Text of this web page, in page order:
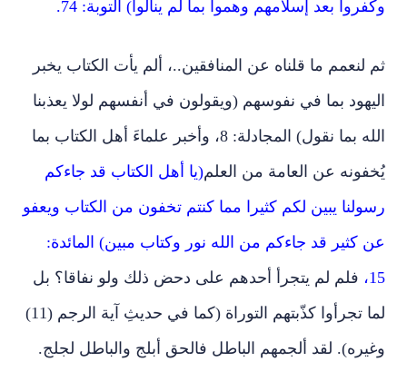
وكفروا بعد إسلامهم وهموا بما لم ينالوا) التوبة: 74.
ثم لنعمم ما قلناه عن المنافقين..، ألم يأت الكتاب يخبر
اليهود بما في نفوسهم (ويقولون في أنفسهم لولا يعذبنا
الله بما نقول) المجادلة: 8، وأخبر علماءَ أهل الكتاب بما
يُخفونه عن العامة من العلم(يا أهل الكتاب قد جاءكم
رسولنا يبين لكم كثيرا مما كنتم تخفون من الكتاب ويعفو
عن كثير قد جاءكم من الله نور وكتاب مبين) المائدة:
15،
فلم لم يتجرأ أحدهم على دحض ذلك ولو نفاقا؟ بل
لما تجرأوا كذّبتهم التوراة (كما في حديثِ آية الرجم (11)
وغيره). لقد ألجمهم الباطل فالحق أبلج والباطل لجلج.